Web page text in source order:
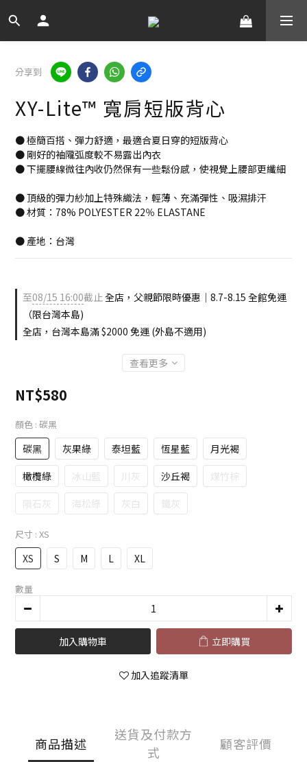
分享到
XY-Lite™ 寬肩短版背心
● 極簡百搭、彈力舒適，最適合夏日穿的短版背心
● 剛好的袖隴弧度較不易露出內衣
● 下擺腰線微往內收仍然保有一些鬆份感，使視覺上腰部更纖細
● 頂級的彈力紗加上特殊織法，輕薄、充滿彈性、吸濕排汗
● 材質：78% POLYESTER 22％ ELASTANE
● 產地：台灣
至08/15 16:00截止全店，父親節限時優惠｜8.7-8.15 全館免運
（限台灣本島)
全店，台灣本島滿 $2000 免運 (外島不適用)
查看更多
NT$580
顏色 : 碳黑
碳黑 灰果綠 泰坦藍 恆星藍
月光褐
橄欖綠
冰山藍 川灰 沙丘褐
煤竹棕
隕石灰
海松綠 灰白 鐵灰
尺寸 : XS
XS S M L XL
數量
加入購物車 立即購買
加入追蹤清單
商品描述
送貨及付款方
式
顧客評價